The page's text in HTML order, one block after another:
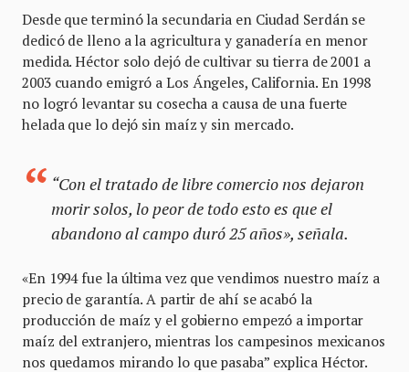
Desde que terminó la secundaria en Ciudad Serdán se
dedicó de lleno a la agricultura y ganadería en menor
medida. Héctor solo dejó de cultivar su tierra de 2001 a
2003 cuando emigró a Los Ángeles, California. En 1998
no logró levantar su cosecha a causa de una fuerte
helada que lo dejó sin maíz y sin mercado.
“Con el tratado de libre comercio nos dejaron
morir solos, lo peor de todo esto es que el
abandono al campo duró 25 años», señala.
«En 1994 fue la última vez que vendimos nuestro maíz a
precio de garantía. A partir de ahí se acabó la
producción de maíz y el gobierno empezó a importar
maíz del extranjero, mientras los campesinos mexicanos
nos quedamos mirando lo que pasaba” explica Héctor.